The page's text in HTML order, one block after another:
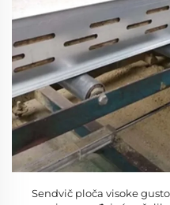
Sendvič ploča visoke